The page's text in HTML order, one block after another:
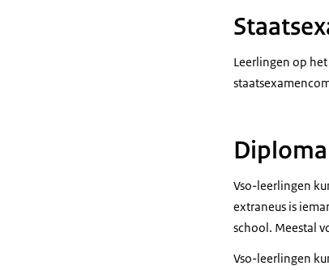
Leerlingen op
Vso-leerlingen
extraneus is
school. Meestal
Vso-leerlingen